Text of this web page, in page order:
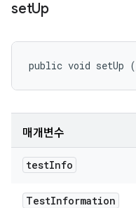
setUp
public void setUp (
매개변수
testInfo
TestInformation